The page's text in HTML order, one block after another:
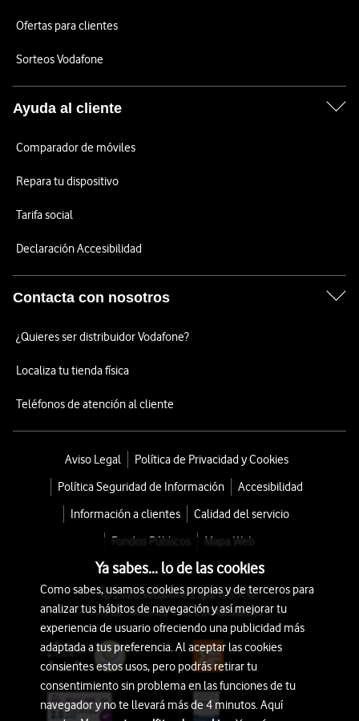
Ofertas para clientes
Sorteos Vodafone
Ayuda al cliente
Comparador de móviles
Repara tu dispositivo
Tarifa social
Declaración Accesibilidad
Contacta con nosotros
¿Quieres ser distribuidor Vodafone?
Localiza tu tienda física
Teléfonos de atención al cliente
Aviso Legal
Política de Privacidad y Cookies
Política Seguridad de Información
Accesibilidad
Información a clientes
Calidad del servicio
Fondos Públicos
Mapa Web
© 2026 Vodafone España S.A.U.
Avda. América 115, 28042 Madrid
Ya sabes... lo de las cookies
Como sabes, usamos cookies propias y de terceros para
analizar tus hábitos de navegación y así mejorar tu
experiencia de usuario ofreciendo una publicidad más
adaptada a tus preferencia. Al aceptar las cookies
consientes estos usos, pero podrás retirar tu
consentimiento sin problema en las funciones de tu
navegador y no te llevará más de 4 minutos. Aquí